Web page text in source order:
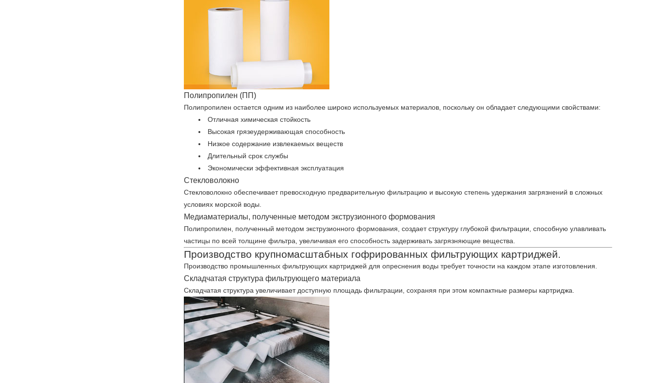
Полипропилен (ПП)
Полипропилен остается одним из наиболее широко используемых материалов, поскольку он обладает следующими свойствами:
Отличная химическая стойкость
Высокая грязеудерживающая способность
Низкое содержание извлекаемых веществ
Длительный срок службы
Экономически эффективная эксплуатация
Стекловолокно
Стекловолокно обеспечивает превосходную предварительную фильтрацию и высокую степень удержания загрязнений в сложных
условиях морской воды.
Медиаматериалы, полученные методом экструзионного формования
Полипропилен, полученный методом экструзионного формования, создает структуру глубокой фильтрации, способную улавливать
частицы по всей толщине фильтра, увеличивая его способность задерживать загрязняющие вещества.
Производство крупномасштабных гофрированных фильтрующих картриджей.
Производство промышленных фильтрующих картриджей для опреснения воды требует точности на каждом этапе изготовления.
Складчатая структура фильтрующего материала
Складчатая структура увеличивает доступную площадь фильтрации, сохраняя при этом компактные размеры картриджа.